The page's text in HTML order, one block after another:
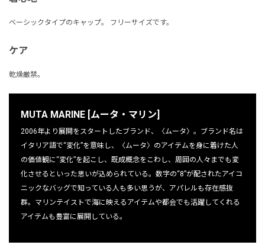
ベーシックタイプのキャップ。 フリーサイズです。
ケア
乾燥厳禁。
MUTA MARINE [ムータ・マリン]
2006年より展開をスタートしたブランド、〈ムータ〉。ブランド名は
イタリア語で“変化”を意味し、〈ムータ〉のアイテムを身に着けた人
の価値観に“変化”を起こし、既成概念をこわし、周囲の人々までも変
化させるといった思いが込められている。数字の“8”が配されたアイコ
ニックなバッグで知っている人も多い思うが、アパレルも存在感抜
群。マリンテイストで海に映えるアイテムや都会でも活躍してくれる
アイテムも豊富に展開している。